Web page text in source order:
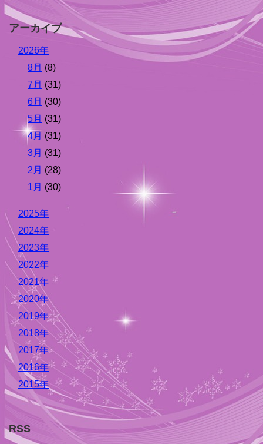
アーカイブ
2026年
8月 (8)
7月 (31)
6月 (30)
5月 (31)
4月 (31)
3月 (31)
2月 (28)
1月 (30)
2025年
2024年
2023年
2022年
2021年
2020年
2019年
2018年
2017年
2016年
2015年
RSS